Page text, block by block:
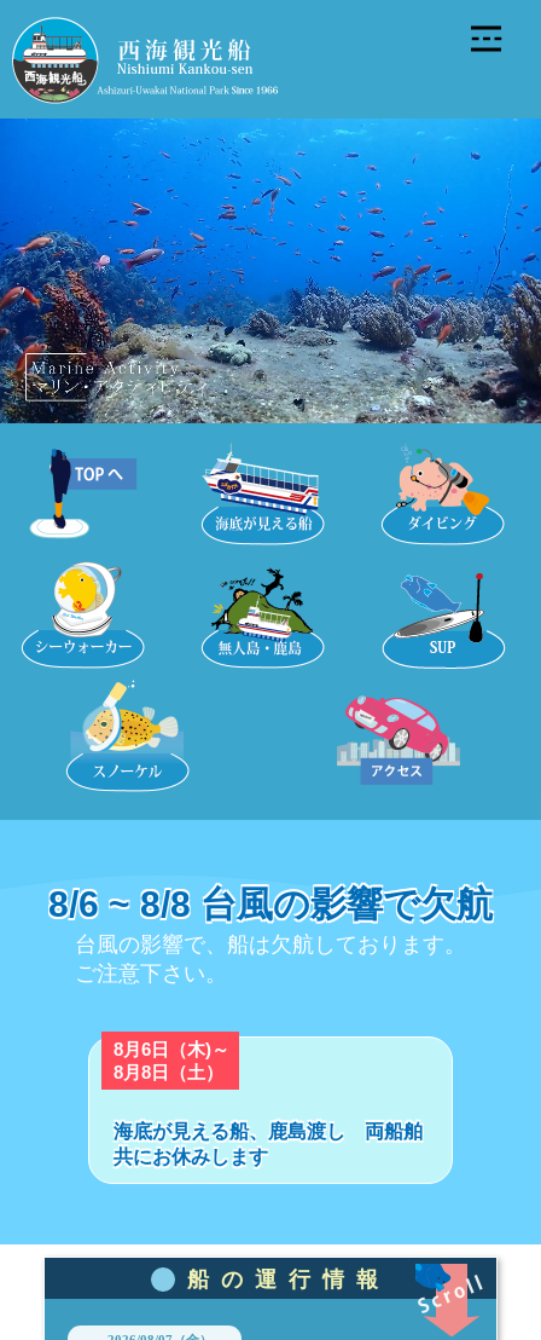
8/6 ~ 8/8 台風の影響で欠航
台風の影響で、船は欠航しております。
ご注意下さい。
8月6日（木)～
8月8日（土）
海底が見える船、鹿島渡し 両船舶
共にお休みします
船の運行情報